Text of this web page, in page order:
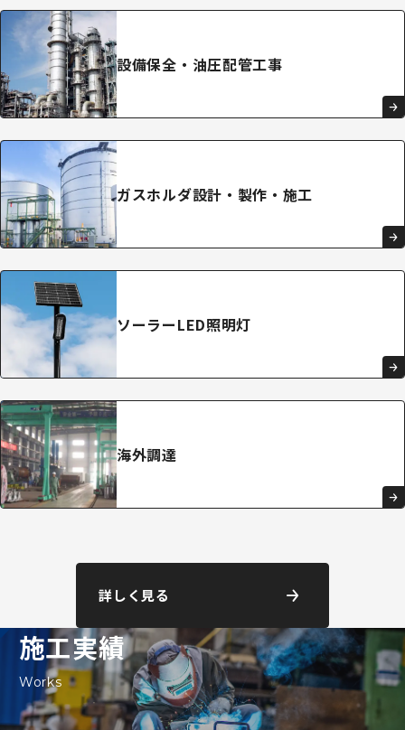
設備保全・ 油圧配管工事
ガスホルダ設計・ 製作・施工
ソーラーLED照明灯
海外調達
詳しく見る
施工実績
Works